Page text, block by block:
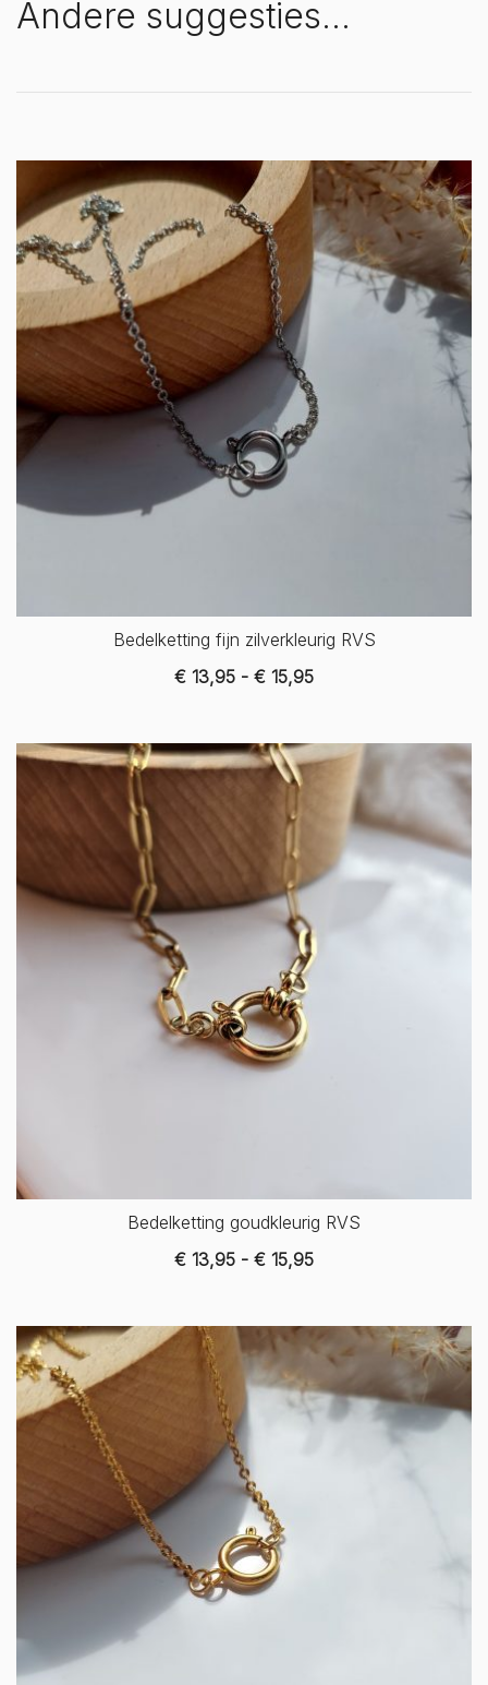
Andere suggesties…
Bedelketting fijn zilverkleurig RVS
€ 13,95 - € 15,95Prijsklasse:
€ 15,95
Bedelketting goudkleurig RVS
€ 13,95 - € 15,95Prijsklasse:
€ 15,95